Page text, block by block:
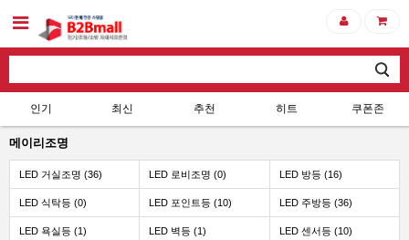
인기 최신 추천 히트 쿠폰존
메이리조명
LED 거실조명 (36) LED 로비조명 (0) LED 방등 (16)
LED 식탁등 (0) LED 포인트등 (10) LED 주방등 (36)
LED 욕실등 (1) LED 벽등 (1) LED 센서등 (10)